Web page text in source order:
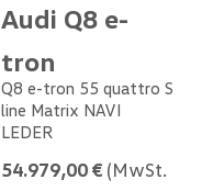
Audi Q8 e-
tron
Q8 e-tron 55 quattro S
line Matrix NAVI
LEDER
54.979,00 € (MwSt.